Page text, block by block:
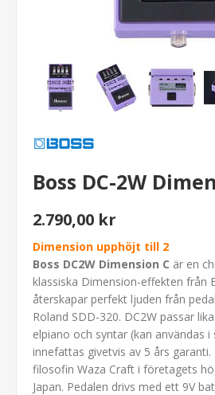
Boss DC-2W
2.790,00 kr
Dimension upphöjt till 2
Boss DC2W Dimension C är en
klassiska Dimension-effekten från
återskapar perfekt ljuden från
Roland SDD-320. DC2W passar
elpiano och syntar (kan användas
innefattas givetvis av 5 års garanti.
filosofin Waza Craft i företagets
Japan. Pedalen drivs med ett 9V